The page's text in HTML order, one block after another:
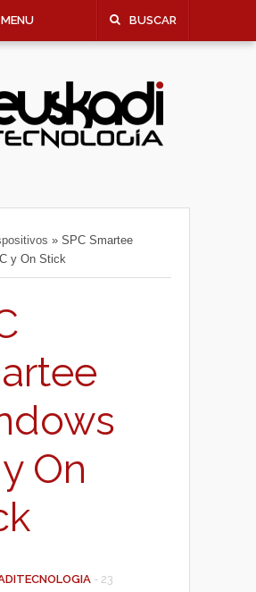
MENU BUSCAR
» SPC Smartee
y On Stick
On
- 23